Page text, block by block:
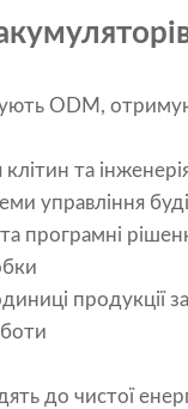
ODM,
та
управління
та програмні
до чистої